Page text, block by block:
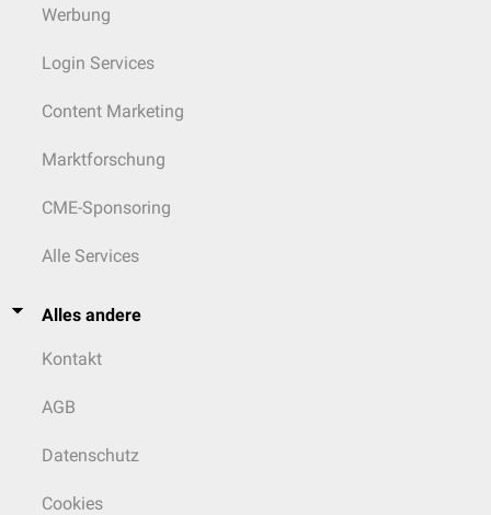
Werbung
Login Services
Content Marketing
Marktforschung
CME-Sponsoring
Alle Services
Alles andere
Kontakt
AGB
Datenschutz
Cookies